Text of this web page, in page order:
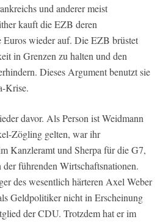
und anderer meist
kauft die EZB deren
Euros wieder auf. Die EZB brüstet
in Grenzen zu halten und den
Dieses Argument benutzt sie
Krise.
davor. Als Person ist Weidmann
Zögling gelten, war ihr
Kanzleramt und Sherpa für die G7,
führenden Wirtschaftsnationen.
des wesentlich härteren Axel Weber
Geldpolitiker nicht in Erscheinung
der CDU. Trotzdem hat er im